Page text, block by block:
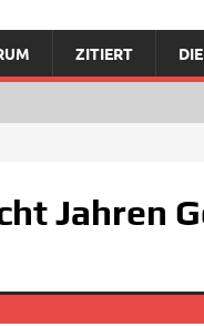
ZITIERT
Jahren